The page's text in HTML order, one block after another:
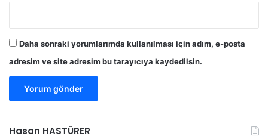
Daha sonraki yorumlarımda kullanılması için adım, e-posta
adresim ve site adresim bu tarayıcıya kaydedilsin.
Hasan HASTÜRER